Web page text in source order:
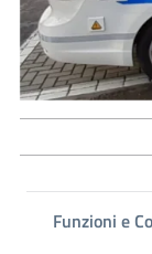
Funzioni e